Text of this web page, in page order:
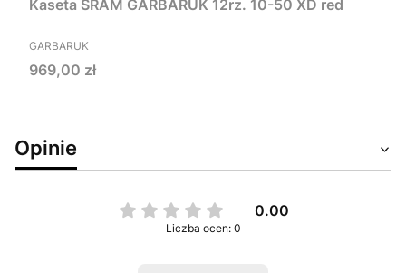
Kaseta SRAM GARBARUK 12rz. 10-50 XD red
PRODUCENT
GARBARUK
Cena
969,00 zł
Opinie
0.00
Liczba ocen: 0